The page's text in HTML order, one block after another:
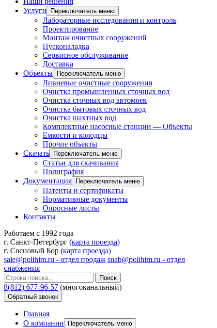
Услуги
Переключатель меню
Лабораторные исследования и контроль
Проектирование
Монтаж очистных сооружений
Пусконаладка
Сервисное обслуживание
Доставка
Объекты
Переключатель меню
Ливневые очистные сооружения
Очистка промышленных сточных вод
Очистка сточных вод автомоек
Очистка бытовых сточных вод
Очистка шахтных вод
Комплектные насосные станции — Объекты
Емкости и колодцы
Прочие объекты
Скачать
Переключатель меню
Статьи для скачивания
Полиграфия
Документация
Переключатель меню
Патенты и сертификаты
Нормативные документы
Опросные листы
Контакты
Работаем с 1992 года
г. Санкт-Петербург (карта проезда)
г. Сосновый Бор (карта проезда)
sale@polihim.ru - отдел продаж snab@polihim.ru - отдел
снабжения
Поиск
8(812) 677-96-57 (многоканальный)
Обратный звонок
Главная
О компании
Переключатель меню